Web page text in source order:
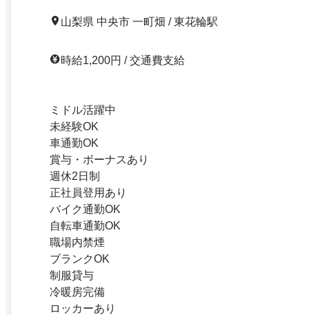
山梨県 中央市 一町畑 / 東花輪駅
時給1,200円 / 交通費支給
ミドル活躍中
未経験OK
車通勤OK
賞与・ボーナスあり
週休2日制
正社員登用あり
バイク通勤OK
自転車通勤OK
職場内禁煙
ブランクOK
制服貸与
冷暖房完備
ロッカーあり